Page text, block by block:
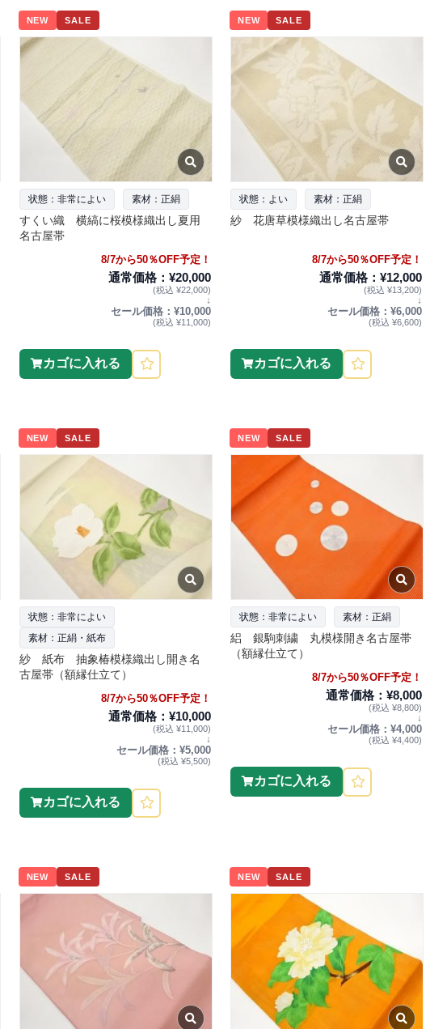
NEW SALE
状態：非常によい 素材：正絹
すくい織 横縞に桜模様織出し夏用
名古屋帯
8/7から50％OFF予定！
通常価格：¥20,000
(税込 ¥22,000)
↓
セール価格：¥10,000
(税込 ¥11,000)
カゴに入れる
NEW SALE
状態：よい 素材：正絹
紗 花唐草模様織出し名古屋帯
8/7から50％OFF予定！
通常価格：¥12,000
(税込 ¥13,200)
↓
セール価格：¥6,000
(税込 ¥6,600)
カゴに入れる
NEW SALE
状態：非常によい
素材：正絹・紙布
紗 紙布 抽象椿模様織出し開き名
古屋帯（額縁仕立て）
8/7から50％OFF予定！
通常価格：¥10,000
(税込 ¥11,000)
↓
セール価格：¥5,000
(税込 ¥5,500)
カゴに入れる
NEW SALE
状態：非常によい 素材：正絹
絽 銀駒刺繍 丸模様開き名古屋帯
（額縁仕立て）
8/7から50％OFF予定！
通常価格：¥8,000
(税込 ¥8,800)
↓
セール価格：¥4,000
(税込 ¥4,400)
カゴに入れる
NEW SALE NEW SALE